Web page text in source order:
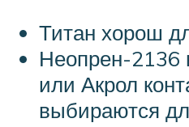
Титан хорош
Неопрен-2136
или Акрол
выбираются